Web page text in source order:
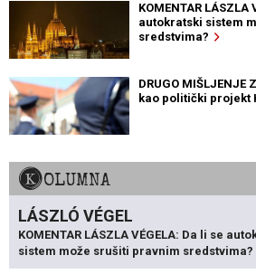
KOMENTAR LÁSZLA
autokratski sistem
sredstvima?
DRUGO MIŠLJENJE
kao politički projekt
KOLUMNA
LÁSZLÓ VÉGEL
KOMENTAR LÁSZLA VÉGELA: Da li se
sistem može srušiti pravnim sredstvima?